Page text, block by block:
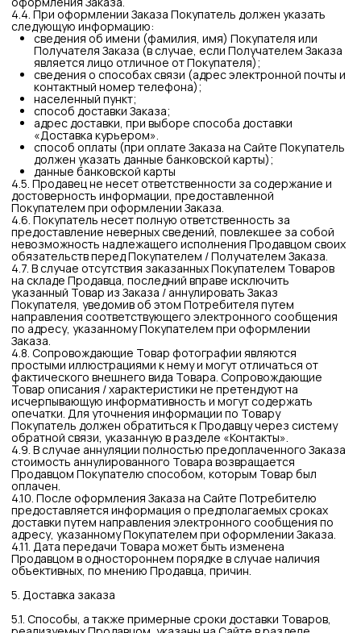
Продавца на территории Российской Федерации.
5.5. Одновременно с Товаром Продавец передает бланк
возврата с информацией о сроке возврата.
5.6. Продавец старается максимально соблюдать
согласованные сроки доставки. Продавец не несет
ответственность за возможные задержки в доставке ввиду
непредвиденных обстоятельств, произошедших не по вине
Продавца.
5.7. При доставке Заказ вручается Покупателю либо
Получателю Заказа, указанному в Заказе. При
невозможности получения Заказа указанными выше лицами,
Заказ может быть вручен лицу, который может
предоставить сведения о Заказе (номер отправления и/или
ФИО Потребителя).
5.8. Риск случайной гибели или случайного повреждения
Товара переходит к Потребителю с момента передачи ему
Заказа и проставления им подписи в документах,
подтверждающих доставку Заказа. В случае недоставки
Заказа Продавец возмещает Покупателю стоимость
оплаченного Покупателем Заказа и доставки в полном
объеме после получения подтверждения утраты Заказа.
5.9. Стоимость доставки Заказа рассчитывается
индивидуально, исходя из региона и способа доставки и
указывается на завершающем этапе оформления Заказа на
Сайте
5.10. Покупатель понимает и соглашается с тем, что:
осуществление доставки — отдельная услуга, не
являющаяся неотъемлемой частью приобретаемого
Покупателем Товара. Претензии к качеству
приобретенного Товара, возникшие после получения и
оплаты Товара, рассматриваются в соответствии с Законом
РФ «О защите прав потребителей» и гарантийными
обязательствами соответствующего Продавца. В связи с
этим приобретение Товара с доставкой не дает
Покупателю право требования доставки приобретенного
Товара в целях гарантийного обслуживания или замены, не
дает возможности осуществлять гарантийное
обслуживание или замену Товара посредством выезда к
Покупателю и не подразумевает возможность возврата
стоимости доставки Товара в случаях, когда Покупатель
имеет право на возврат денег за Товар как таковой, в
соответствии с Законом Российской Федерации от
07.02.1992 N 2300-1 «О защите прав потребителей».
5.11. Обязанность Продавца передать товар Покупателю
считается исполненной в момент вручения Товара
Потребителю транспортной компанией либо в заранее
оговоренном месте выдачи Заказа (в т.ч. в пункте
самовывоза).
5.12. При получении Заказа у транспортной компании или в
пункте самовывоза ; Потребитель после оплаты
доставленного Товара обязан осмотреть доставленный
Товар и произвести его вскрытие в присутствии работников
транспортной компании для проверки Товара на
соответствие заявленному количеству, ассортименту и
комплектности Товара, а также проверить целостность
упаковки. В случае наличия претензий к доставленному
Товару (недовложение, вложение Товара отличного от
указанного в описи отправления, производственный брак,
иные претензии) Получатель в присутствии работников
транспортной компании составляет Акт о выявленных
несоответствиях. Если Получатель не заявил претензии в
вышеуказанном порядке, то Продавец считается
полностью и надлежащим образом исполнившим свою
обязанность по передаче Товара.
5.13. В случае возврата, доставленного посредством
транспортной компании , Товара в связи с наличием
претензий к Товару Получатель обязан приложить к
следующие документы: заявление на возврат денежных
средств; копию акта о выявленных несоответствиях; копию
возврата; фотографию, фиксирующую брак; заключение
экспертизы (в случае ее проведения).